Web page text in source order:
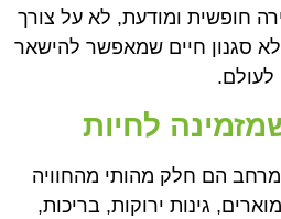
חופשית ומודעת, לא על צורך
סגנון חיים שמאפשר להישאר
לעולם.
לחיות
הם חלק מהותי מהחוויה
גינות ירוקות, בריכות,